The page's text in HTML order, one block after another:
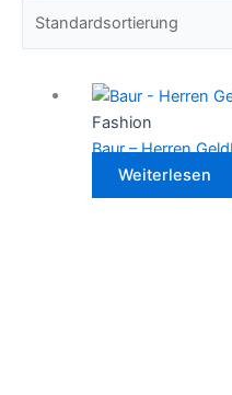
Fashion
Baur – Herren
Weiterlesen